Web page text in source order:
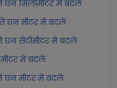
घन मिलीमीटर में बदलें
घन मीटर में बदलें
घन सेंटीमीटर में बदलें
मीटर में बदलें
घन मीटर में बदलें